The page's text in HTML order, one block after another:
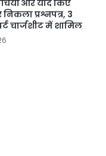
और याद किए
प्रश्नपत्र, 3
चार्जशीट में शामिल